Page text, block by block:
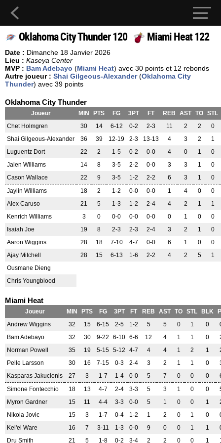
Oklahoma City Thunder 120 Miami Heat 122
Date : Dimanche 18 Janvier 2026
Lieu : Kaseya Center
MVP : Bam Adebayo (Miami Heat) avec 30 points et 12 rebonds
Autre joueur : Shai Gilgeous-Alexander(Oklahoma City
Thunder) avec 39 points
Oklahoma City Thunder
Joueur MIN PTS FG 3PT FT REB AST TO STL
Chet Holmgren
30 14 6-12 0-2 2-3 11 2 2
0
Shai Gilgeous-Alexander
36 39 12-19 2-3 13-13 4 3 2
1
Luguentz Dort
22 2 1-5 0-2 0-0 4 0 1
0
Jalen Williams
14 8 3-5 2-2 0-0 3 3 1
0
Cason Wallace
22 9 3-5 1-2 2-2 6 3 1
0
Jaylin Williams
18 2 1-2 0-0 0-0 1 4 0
0
Alex Caruso
21 5 1-3 1-2 2-4 4 2 1
1
Kenrich Williams
3 0 0-0 0-0 0-0 0 1 0
0
Isaiah Joe
19 8 2-3 2-3 2-4 3 2 1
0
Aaron Wiggins
28 18 7-10 4-7 0-0 6 1 0
0
Ajay Mitchell
28 15 6-13 1-6 2-2 4 2 5
1
Ousmane Dieng
Chris Youngblood
Miami Heat
Joueur MIN PTS FG 3PT FT REB AST TO STL BLK
Andrew Wiggins
32 15 6-15 2-5 1-2 5 5 0 1 0
Bam Adebayo
32 30 9-22 6-10 6-6 12 4 1 1 0
Norman Powell
35 19 5-15 5-12 4-7 4 4 1 2 1
Pelle Larsson
30 16 7-15 0-3 2-4 3 2 1 1 0
Kasparas Jakucionis
27 3 1-7 1-4 0-0 5 7 0 0 0
Simone Fontecchio
18 13 4-7 2-4 3-3 5 3 1 0 0
Myron Gardner
15 11 4-4 3-3 0-0 5 1 0 0 1
Nikola Jovic
15 3 1-7 0-4 1-2 1 2 0 1 0
Kel'el Ware
16 7 3-11 1-3 0-0 9 0 0 1 1
Dru Smith
21 5 1-8 0-2 3-4 2 2 0 0 1